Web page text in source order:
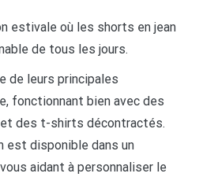
estivale où les shorts en jean
de tous les jours.
de leurs principales
fonctionnant bien avec des
des t-shirts décontractés.
est disponible dans un
aidant à personnaliser le